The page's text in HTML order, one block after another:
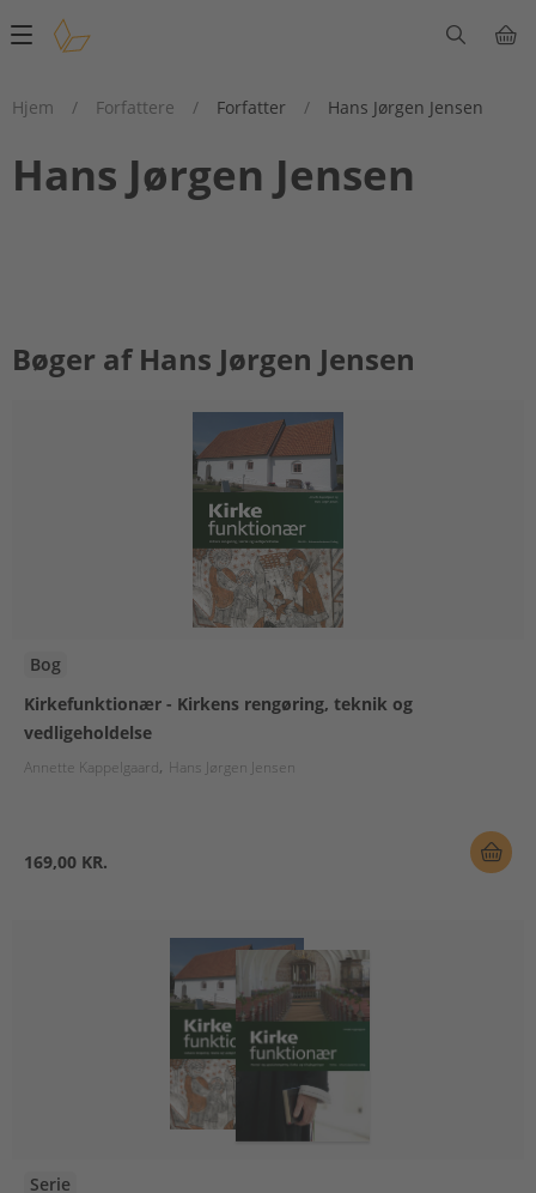
Main
Hjem
/ Forfattere / Forfatter / Hans Jørgen Jensen
Hans Jørgen Jensen
Bøger af Hans Jørgen Jensen
Bog
Kirkefunktionær - Kirkens rengøring, teknik og
vedligeholdelse
Annette Kappelgaard Hans Jørgen Jensen
169,00 KR.
Serie